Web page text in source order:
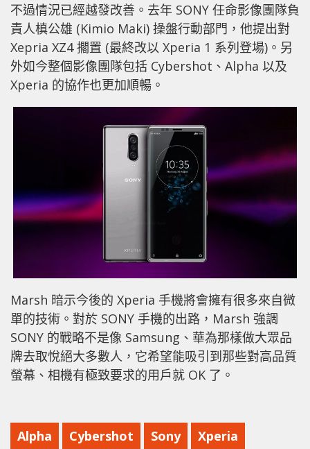
不過情況已經越發改善。去年 SONY 任命影像團隊負
責人槙公雄 (Kimio Maki) 操盤行動部門，他提出對
Xepria XZ4 擱置 (最終改以 Xperia 1 系列登場)。另
外如今整個影像團隊包括 Cyber​​shot、Alpha 以及
Xperia 的協作也更加順暢。
Marsh 暗示今後的 Xperia 手機將會擁有很多來自微
單的技術。對於 SONY 手機的出路，Marsh 強調
SONY 的戰略不是像 Samsung、華為那樣做大眾品
牌去取悅絕大多數人，它希望能吸引到那些對高品質
螢幕、相機有極致要求的用戶就 OK 了。
Alpha Cyber​​shot Sony Xperia